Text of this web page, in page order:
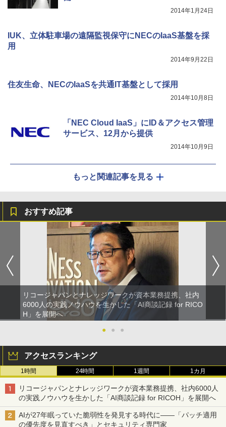
2014年1月24日
IUK、立体駐車場の遠隔監視保守にNECのIaaS基盤を採
用
2014年9月22日
住友生命、NECのIaaSを共通IT基盤として採用
2014年10月8日
「NEC Cloud IaaS」にID＆アクセス管理
サービス、12月から提供
2014年10月9日
もっと関連記事を見る
おすすめ記事
リコージャパンとナレッジワークが資本業務提携、社内
6000人の実践ノウハウを生かした「AI商談記録 for RICO
H」を展開へ
●
● ●
アクセスランキング
1時間 24時間 1週間 1カ月
リコージャパンとナレッジワークが資本業務提携、社内6000人
の実践ノウハウを生かした「AI商談記録 for RICOH」を展開へ
AIが27年眠っていた脆弱性を発見する時代に――「パッチ適用
の優先度を見直すべき」とセキュリティ専門家